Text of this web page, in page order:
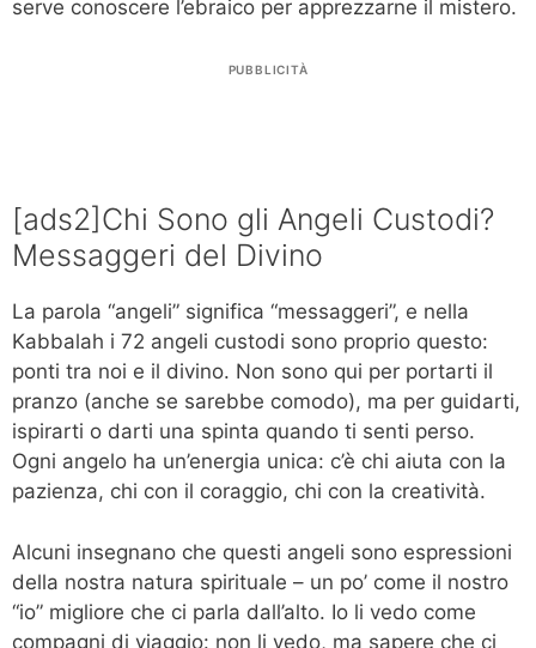
serve conoscere l’ebraico per apprezzarne il mistero.
PUBBLICITÀ
[ads2]Chi Sono gli Angeli Custodi?
Messaggeri del Divino
La parola “angeli” significa “messaggeri”, e nella
Kabbalah i 72 angeli custodi sono proprio questo:
ponti tra noi e il divino. Non sono qui per portarti il
pranzo (anche se sarebbe comodo), ma per guidarti,
ispirarti o darti una spinta quando ti senti perso.
Ogni angelo ha un’energia unica: c’è chi aiuta con la
pazienza, chi con il coraggio, chi con la creatività.
Alcuni insegnano che questi angeli sono espressioni
della nostra natura spirituale – un po’ come il nostro
“io” migliore che ci parla dall’alto. Io li vedo come
compagni di viaggio: non li vedo, ma sapere che ci